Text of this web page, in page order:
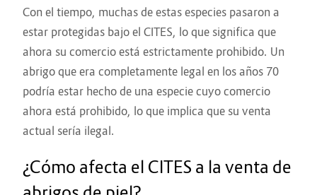
Con el tiempo, muchas de estas especies pasaron a
estar protegidas bajo el CITES, lo que significa que
ahora su comercio está estrictamente prohibido. Un
abrigo que era completamente legal en los años 70
podría estar hecho de una especie cuyo comercio
ahora está prohibido, lo que implica que su venta
actual sería ilegal.
¿Cómo afecta el CITES a la venta de